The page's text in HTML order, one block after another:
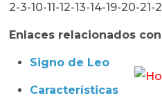
2-3-10-11-12-13-14-19-20-
Enlaces relacionados
Signo de Leo
Características